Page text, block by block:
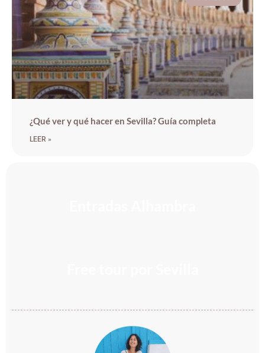
¿Qué ver y qué hacer en Sevilla? Guía completa
LEER »